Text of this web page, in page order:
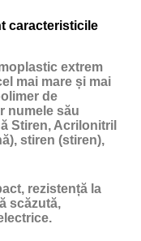
caracteristicile
extrem
mai mare și mai
de
numele său
Stiren, Acrilonitril
stiren (stiren),
rezistență la
scăzută,